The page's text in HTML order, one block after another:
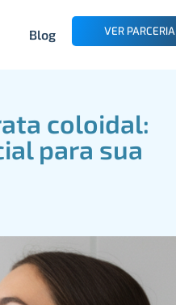
Blog VER PARCERIA
coloidal:
para sua